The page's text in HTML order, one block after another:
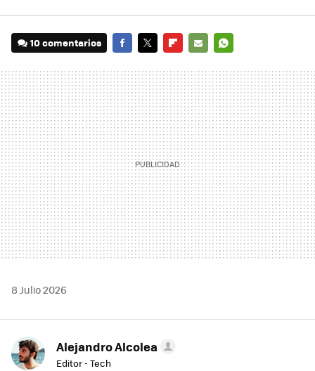
10 comentarios
MAIL
8 Julio 2026
Alejandro Alcolea
Editor - Tech